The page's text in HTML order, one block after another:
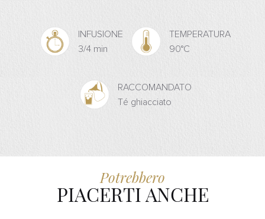
INFUSIONE
3/4 min
TEMPERATURA
90°C
RACCOMANDATO
Té ghiacciato
Potrebbero
PIACERTI ANCHE